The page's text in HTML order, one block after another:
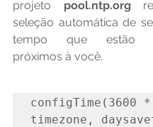
projeto pool.ntp.org
seleção automática de
tempo que estão
próximos à você.
configTime(3600 *
timezone,